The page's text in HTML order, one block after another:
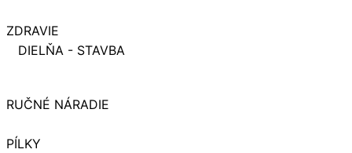
ZDRAVIE
DIELŇA - STAVBA
RUČNÉ NÁRADIE
PÍLKY